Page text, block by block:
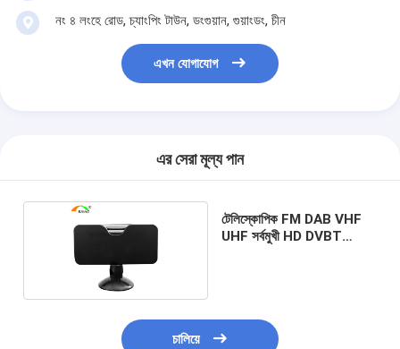
নং ৪ লংহে রোড, চ্যাংপিং টাউন, ডংগুয়ান, গুয়াংডং, চীন
এখন যোগাযোগ
এর সেরা মূল্য পান
টেলিস্কোপিক FM DAB VHF
UHF সর্বমুখী HD DVBT
চালিয়ে